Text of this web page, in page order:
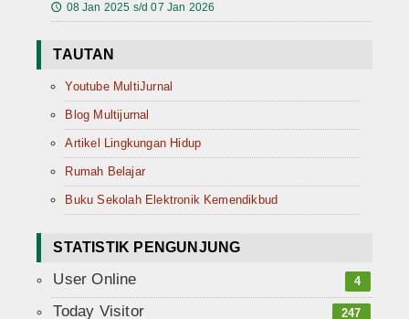
🕔 08 Jan 2025 s/d 07 Jan 2026
TAUTAN
Youtube MultiJurnal
Blog Multijurnal
Artikel Lingkungan Hidup
Rumah Belajar
Buku Sekolah Elektronik Kemendikbud
STATISTIK PENGUNJUNG
User Online 4
Today Visitor 247